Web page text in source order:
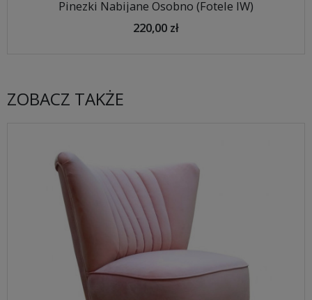
Pinezki Nabijane Osobno (Fotele IW)
220,00 zł
ZOBACZ TAKŻE